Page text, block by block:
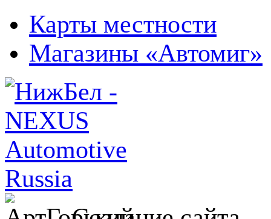
Карты местности
Магазины «Автомиг»